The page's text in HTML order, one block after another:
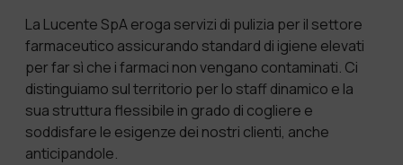
La Lucente SpA eroga servizi di pulizia per il settore
farmaceutico assicurando standard di igiene elevati
per far sì che i farmaci non vengano contaminati. Ci
distinguiamo sul territorio per lo staff dinamico e la
sua struttura flessibile in grado di cogliere e
soddisfare le esigenze dei nostri clienti, anche
anticipandole.